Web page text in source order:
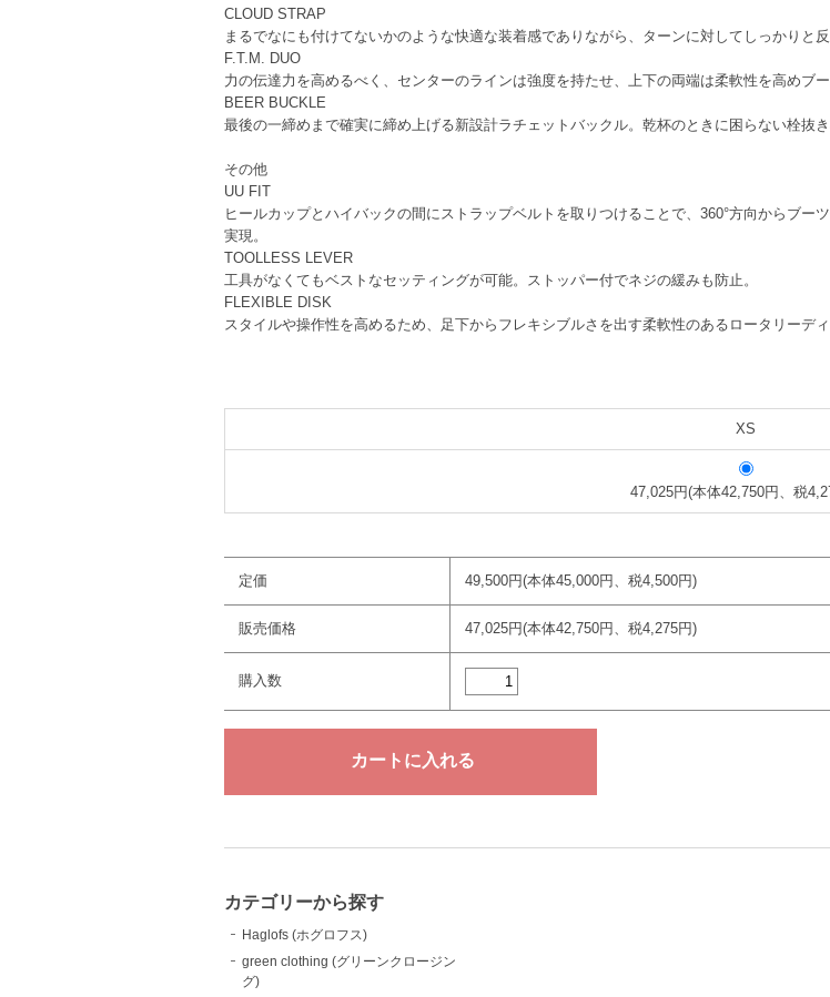
CLOUD STRAP
まるでなにも付けてないかのような快適な装着感でありながら、ターンに対してしっかりと
F.T.M. DUO
力の伝達力を高めるべく、センターのラインは強度を持たせ、上下の両端は柔軟性を高めブ
BEER BUCKLE
最後の一締めまで確実に締め上げる新設計ラチェットバックル。乾杯のときに困らない栓抜き
その他
UU FIT
ヒールカップとハイバックの間にストラップベルトを取りつけることで、360°方向からブ
実現。
TOOLLESS LEVER
工具がなくてもベストなセッティングが可能。ストッパー付でネジの緩みも防止。
FLEXIBLE DISK
スタイルや操作性を高めるため、足下からフレキシブルさを出す柔軟性のあるロータリーディ
XS
47,025円(本体42,750円、税
定価 49,500円(本体45,000円、税4,500円)
販売価格 47,025円(本体42,750円、税4,275円)
購入数
カテゴリーから探す
Haglofs (ホグロフス)
green clothing (グリーンクロージン
グ)